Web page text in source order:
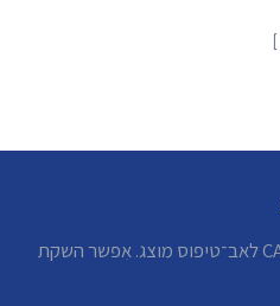
8 איטרציות בארבעה שבועות, מ־CAD לאב־טיפוס מוצג. אִפשר השקת